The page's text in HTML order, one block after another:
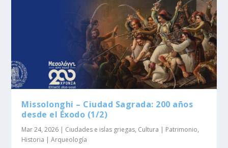
Missolonghi – Ciudad Sagrada: 200 años
desde el Éxodo (1/2)
Mar 24, 2026 | Ciudades e islas griegas, Cultura | Patrimonio,
Historia | Arqueología